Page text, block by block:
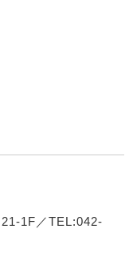
21-1F／TEL:042-